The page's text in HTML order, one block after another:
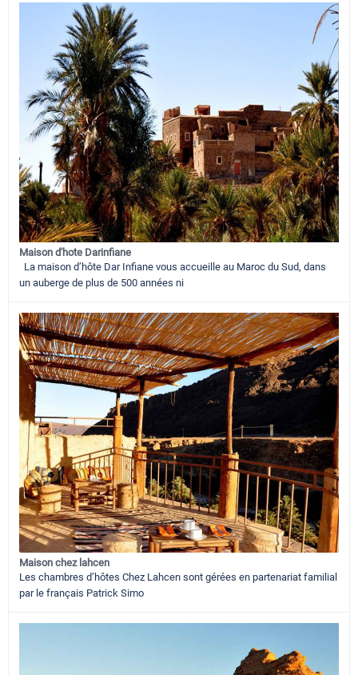
Maison d'hote Darinfiane
La maison d’hôte Dar Infiane vous accueille au Maroc du Sud, dans
un auberge de plus de 500 années ni
Maison chez lahcen
Les chambres d’hôtes Chez Lahcen sont gérées en partenariat familial
par le français Patrick Simo